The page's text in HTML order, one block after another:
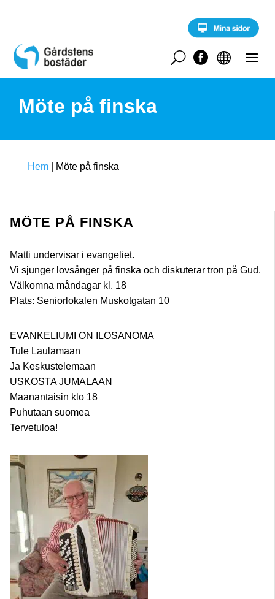
c
n


U
Möte på finska
Hem Möte på finska
MÖTE PÅ FINSKA
Matti undervisar i evangeliet.
Vi sjunger lovsånger på finska och diskuterar tron på Gud.
Välkomna måndagar kl. 18
Plats: Seniorlokalen Muskotgatan 10
EVANKELIUMI ON ILOSANOMA
Tule Laulamaan
Ja Keskustelemaan
USKOSTA JUMALAAN
Maanantaisin klo 18
Puhutaan suomea
Tervetuloa!